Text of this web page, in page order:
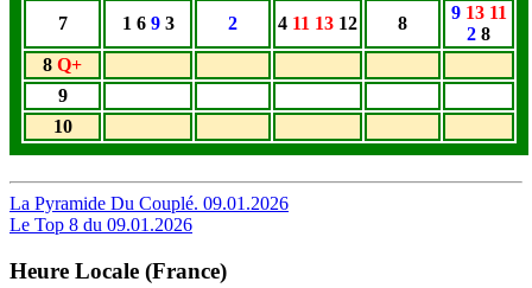
7 1 6 93 2 4 11 13 12 8
913 11
2 8
8 Q+
9
10
Navigation
de
l’article
La Pyramide Du Couplé. 09.01.2026
Le Top 8 du 09.01.2026
Heure Locale (France)